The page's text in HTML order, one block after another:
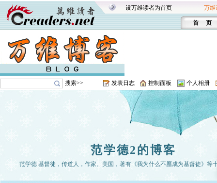
设万维读者为首页 万维
首 页
搜索>> 发表日志 控制面板 个人相册
范学德2的博客
范学德 基督徒，传道人，作家。美国，著有《我为什么不愿成为基督徒》等